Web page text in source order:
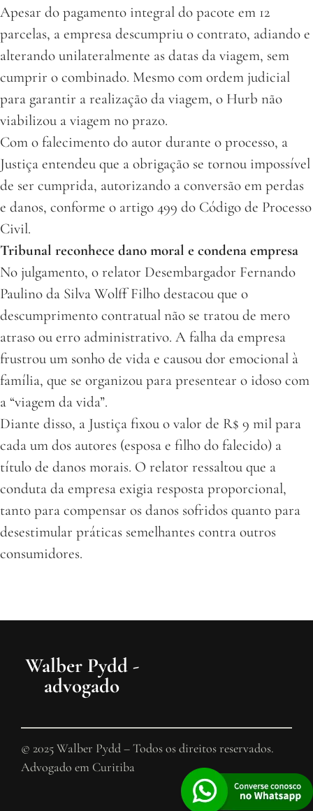
Apesar do pagamento integral do pacote em 12
parcelas, a empresa descumpriu o contrato, adiando e
alterando unilateralmente as datas da viagem, sem
cumprir o combinado. Mesmo com ordem judicial
para garantir a realização da viagem, o Hurb não
viabilizou a viagem no prazo.
Com o falecimento do autor durante o processo, a
Justiça entendeu que a obrigação se tornou impossível
de ser cumprida, autorizando a conversão em perdas
e danos, conforme o artigo 499 do Código de Processo
Civil.
Tribunal reconhece dano moral e condena empresa
No julgamento, o relator Desembargador Fernando
Paulino da Silva Wolff Filho destacou que o
descumprimento contratual não se tratou de mero
atraso ou erro administrativo. A falha da empresa
frustrou um sonho de vida e causou dor emocional à
família, que se organizou para presentear o idoso com
a “viagem da vida”.
Diante disso, a Justiça fixou o valor de R$ 9 mil para
cada um dos autores (esposa e filho do falecido) a
título de danos morais. O relator ressaltou que a
conduta da empresa exigia resposta proporcional,
tanto para compensar os danos sofridos quanto para
desestimular práticas semelhantes contra outros
consumidores.
Walber Pydd -
advogado
© 2025 Walber Pydd – Todos os direitos reservados.
Advogado em Curitiba